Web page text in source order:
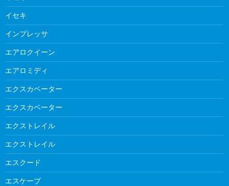
イセキ
インプレッサ
エアロクイーン
エアロミディ
エクスカベーター
エクスカベーター
エクストレイル
エクストレイル
エスクード
エスケープ